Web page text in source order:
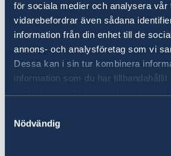
för sociala medier och analysera vår
vidarebefordrar även sådana
information från din enhet till de
annons- och analysföretag som vi
Dessa kan i sin tur kombinera
information som du har tillhandahållit
Nödvändig
Marockos relation med
spänd och framförallt frågan
utgör en källa till konflikt.
de två länderna är stängd
diplomatiska förbindelser
Den stora mängden
som vill passera Marocko på